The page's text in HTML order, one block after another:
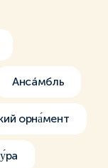
Ансáмбль
орна́мент